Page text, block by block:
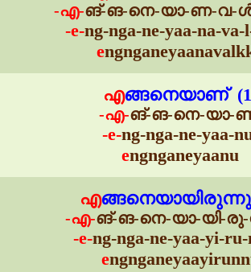
-എ-ങ്-ങ-നെ-യാ-ണ-വ-
-e-ng-nga-ne-yaa-na-
e
എങ്ങനെയാണ്
-എ-ങ്-ങ-നെ-യാ-
-e-ng-nga-ne-yaa-
engnganeyaanu
എങ്ങനെയായിരുന്നു
-എ-ങ്-ങ-നെ-യാ-യി-
-e-ng-nga-ne-yaa-yi-
e